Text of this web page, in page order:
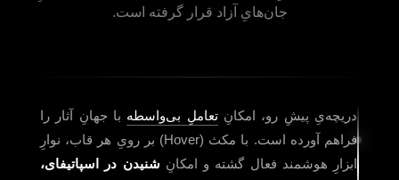
جان‌هایِ آزاد قرار گرفته است.
دریچه‌یِ پیشِ رو، امکانِتعاملِ بی‌واسطه با جهانِ آثار را
فراهم آورده است. با مکث (Hover) بر رویِ هر قاب، نوارِ
ابزارِ هوشمند فعال گشته و امکانِ شنیدن در اسپاتیفای،